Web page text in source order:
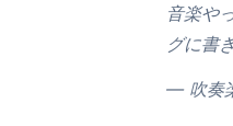
音楽や
グに書
— 吹奏